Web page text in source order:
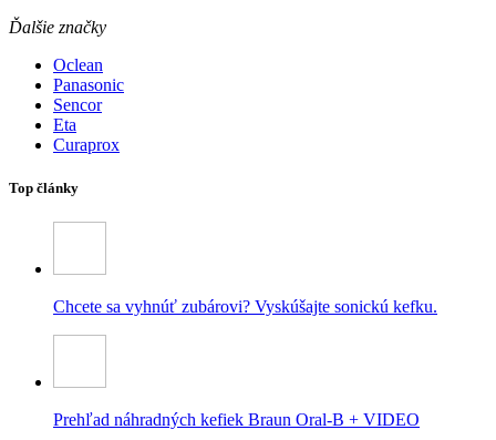
Ďalšie značky
Oclean
Panasonic
Sencor
Eta
Curaprox
Top články
Chcete sa vyhnúť zubárovi? Vyskúšajte sonickú kefku.
Prehľad náhradných kefiek Braun Oral-B + VIDEO